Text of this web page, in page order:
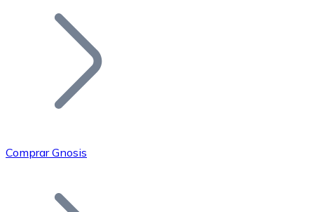
Añade tu proyecto a nuestro ecosistema.
Bitcoin
Comprar Gnosis